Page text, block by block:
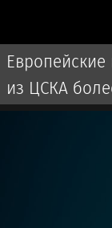
из ЦСКА